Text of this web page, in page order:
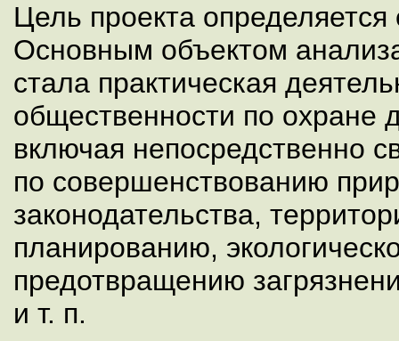
Цель проекта определяется
Основным объектом
стала практическая
общественности по охране
включая непосредственно
по совершенствованию
законодательства,
планированию,
предотвращению
и т. п.